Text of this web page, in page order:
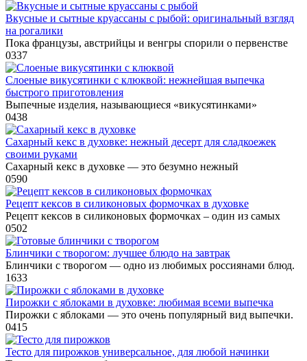
Вкусные и сытные круассаны с рыбой: оригинальный взгляд
на рогалики
Пока французы, австрийцы и венгры спорили о первенстве
0337
Слоеные викусятинки с клюквой: нежнейшая выпечка
быстрого приготовления
Выпечные изделия, называющиеся «викусятинками»
0438
Сахарный кекс в духовке: нежный десерт для сладкоежек
своими руками
Сахарный кекс в духовке — это безумно нежный
0590
Рецепт кексов в силиконовых формочках в духовке
Рецепт кексов в силиконовых формочках – один из самых
0502
Блинчики с творогом: лучшее блюдо на завтрак
Блинчики с творогом — одно из любимых россиянами блюд.
1633
Пирожки с яблоками в духовке: любимая всеми выпечка
Пирожки с яблоками — это очень популярный вид выпечки.
0415
Тесто для пирожков универсальное, для любой начинки